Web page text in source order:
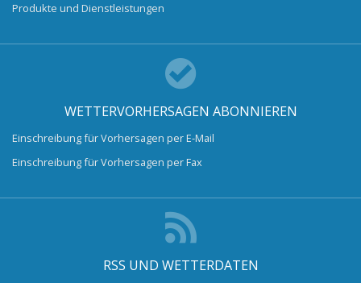
Produkte und Dienstleistungen
WETTERVORHERSAGEN ABONNIEREN
Einschreibung für Vorhersagen per E-Mail
Einschreibung für Vorhersagen per Fax
RSS UND WETTERDATEN